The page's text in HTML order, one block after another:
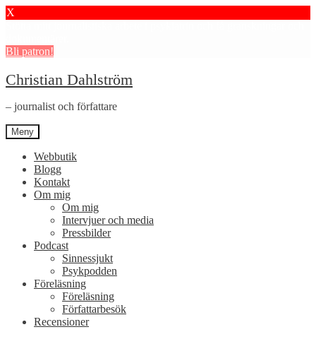
X
Bli patron!
Hoppa
till
navigering
Hoppa
till
innehåll
Christian Dahlström
– journalist och författare
Meny
Webbutik
Blogg
Kontakt
Om mig
Om mig
Intervjuer och media
Pressbilder
Podcast
Sinnessjukt
Psykpodden
Föreläsning
Föreläsning
Författarbesök
Recensioner